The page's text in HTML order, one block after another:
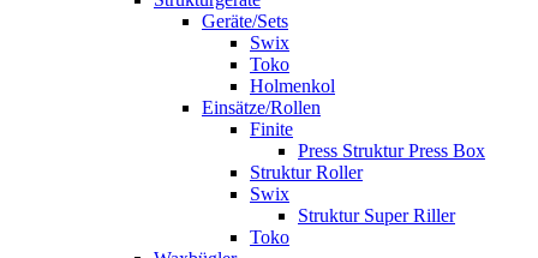
Geräte/Sets
Swix
Toko
Holmenkol
Einsätze/Rollen
Finite
Press Struktur Press Box
Struktur Roller
Swix
Struktur Super Riller
Toko